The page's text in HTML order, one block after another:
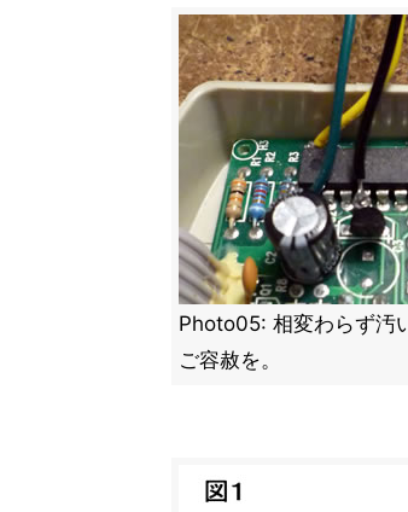
Photo05: 相変わらず汚
ご容赦を。